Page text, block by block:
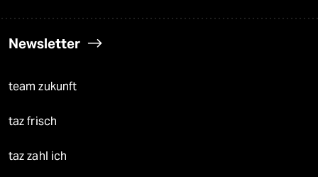
Newsletter
team zukunft
taz frisch
taz zahl ich